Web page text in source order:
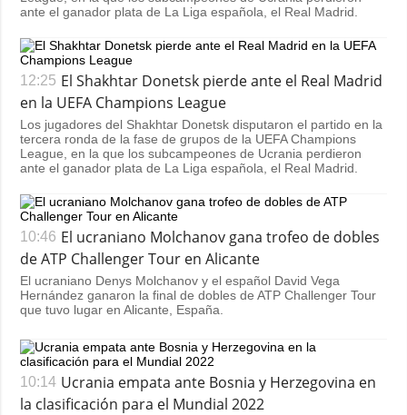
ante el ganador plata de La Liga española, el Real Madrid.
12:25 El Shakhtar Donetsk pierde ante el Real Madrid
en la UEFA Champions League
Los jugadores del Shakhtar Donetsk disputaron el partido en la
tercera ronda de la fase de grupos de la UEFA Champions
League, en la que los subcampeones de Ucrania perdieron
ante el ganador plata de La Liga española, el Real Madrid.
10:46 El ucraniano Molchanov gana trofeo de dobles
de ATP Challenger Tour en Alicante
El ucraniano Denys Molchanov y el español David Vega
Hernández ganaron la final de dobles de ATP Challenger Tour
que tuvo lugar en Alicante, España.
10:14 Ucrania empata ante Bosnia y Herzegovina en
la clasificación para el Mundial 2022